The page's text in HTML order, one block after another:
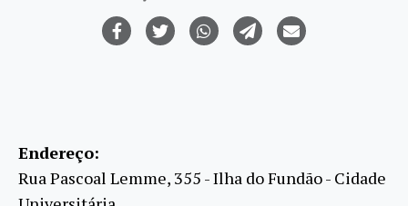
Endereço:
Rua Pascoal Lemme, 355 - Ilha do Fundão - Cidade